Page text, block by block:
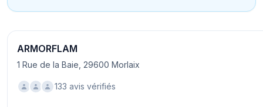
ARMORFLAM
1 Rue de la Baie, 29600 Morlaix
133 avis vérifiés